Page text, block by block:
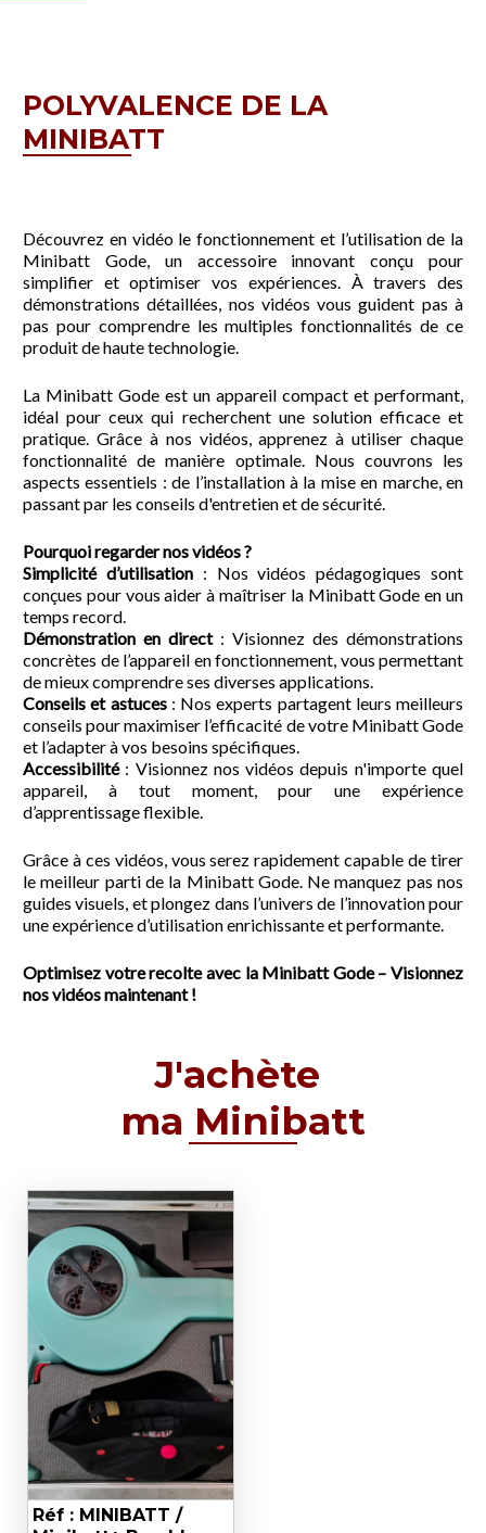
POLYVALENCE DE LA
MINIBATT
Découvrez en vidéo le fonctionnement et l’utilisation de la
Minibatt Gode, un accessoire innovant conçu pour
simplifier et optimiser vos expériences. À travers des
démonstrations détaillées, nos vidéos vous guident pas à
pas pour comprendre les multiples fonctionnalités de ce
produit de haute technologie.
La Minibatt Gode est un appareil compact et performant,
idéal pour ceux qui recherchent une solution efficace et
pratique. Grâce à nos vidéos, apprenez à utiliser chaque
fonctionnalité de manière optimale. Nous couvrons les
aspects essentiels : de l’installation à la mise en marche, en
passant par les conseils d'entretien et de sécurité.
Pourquoi regarder nos vidéos ?
Simplicité d’utilisation: Nos vidéos pédagogiques sont
conçues pour vous aider à maîtriser la Minibatt Gode en un
temps record.
Démonstration en direct: Visionnez des démonstrations
concrètes de l’appareil en fonctionnement, vous permettant
de mieux comprendre ses diverses applications.
Conseils et astuces: Nos experts partagent leurs meilleurs
conseils pour maximiser l’efficacité de votre Minibatt Gode
et l’adapter à vos besoins spécifiques.
Accessibilité: Visionnez nos vidéos depuis n'importe quel
appareil, à tout moment, pour une expérience
d’apprentissage flexible.
Grâce à ces vidéos, vous serez rapidement capable de tirer
le meilleur parti de la Minibatt Gode. Ne manquez pas nos
guides visuels, et plongez dans l’univers de l’innovation pour
une expérience d’utilisation enrichissante et performante.
Optimisez votre recolte avec la Minibatt Gode – Visionnez
nos vidéos maintenant !
J'achète
ma Minibatt
Réf : MINIBATT /